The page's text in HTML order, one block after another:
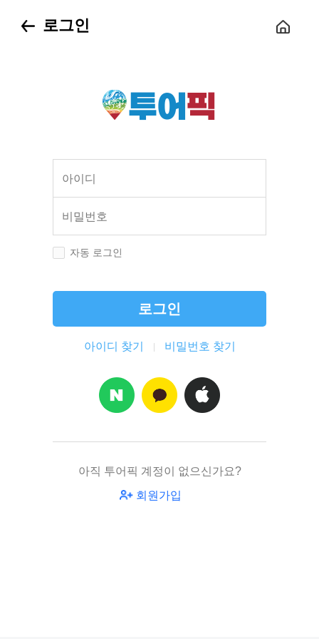
로그인
아이디
비밀번호
자동 로그인
로그인
아이디 찾기 비밀번호 찾기
아직 투어픽 계정이 없으신가요?
회원가입